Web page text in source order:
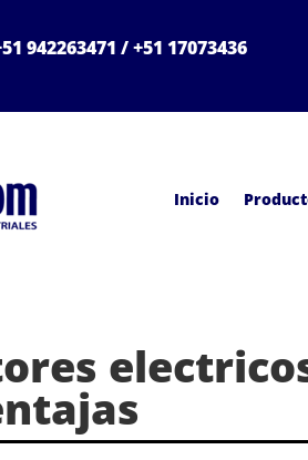
942263471 / +51 17073436
Inicio